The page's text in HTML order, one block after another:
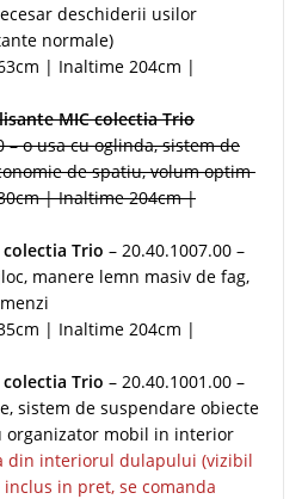
deschiderii usilor
normale)
| Inaltime 204cm |
MIC colectia Trio
– o usa cu oglinda, sistem de
de spatiu, volum optim
| Inaltime 204cm |
Trio – 20.40.1007.00 –
manere lemn masiv de fag,
| Inaltime 204cm |
Trio – 20.40.1001.00 –
sistem de suspendare obiecte
organizator mobil in interior
din interiorul dulapului (vizibil
in pret, se comanda